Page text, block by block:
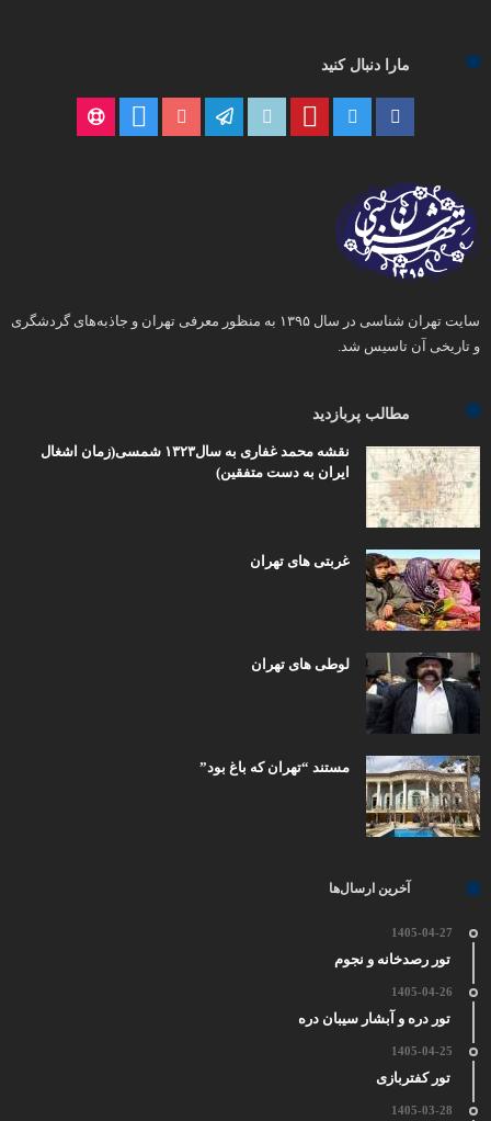
مارا دنبال کنید
سایت تهران شناسی در سال ۱۳۹۵ به منظور معرفی تهران و جاذبه‌های گردشگری
و تاریخی آن تاسیس شد.
مطالب پربازدید
نقشه محمد غفاری به سال۱۳۲۳ شمسی(زمان اشغال
ایران به دست متفقین)
غربتی های تهران
لوطی های تهران
مستند “تهران که باغ بود”
آخرین ارسال‌ها
1405-04-27
تور رصدخانه و نجوم
1405-04-26
تور دره و آبشار سیبان دره
1405-04-25
تور کفتربازی
1405-03-28